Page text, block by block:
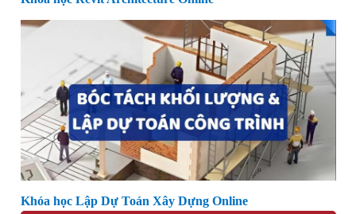
Khóa học Lập Dự Toán Xây Dựng Online